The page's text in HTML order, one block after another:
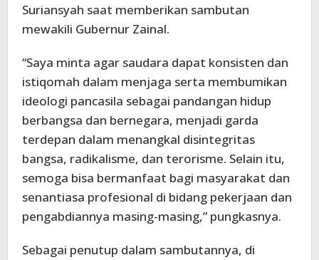
Suriansyah saat memberikan sambutan
mewakili Gubernur Zainal.
“Saya minta agar saudara dapat konsisten dan
istiqomah dalam menjaga serta membumikan
ideologi pancasila sebagai pandangan hidup
berbangsa dan bernegara, menjadi garda
terdepan dalam menangkal disintegritas
bangsa, radikalisme, dan terorisme. Selain itu,
semoga bisa bermanfaat bagi masyarakat dan
senantiasa profesional di bidang pekerjaan dan
pengabdiannya masing-masing,” pungkasnya.
Sebagai penutup dalam sambutannya, di